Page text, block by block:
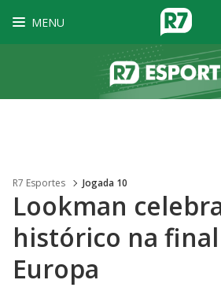
MENU
R7 Esportes Jogada 10
Lookman
histórico na final
Europa